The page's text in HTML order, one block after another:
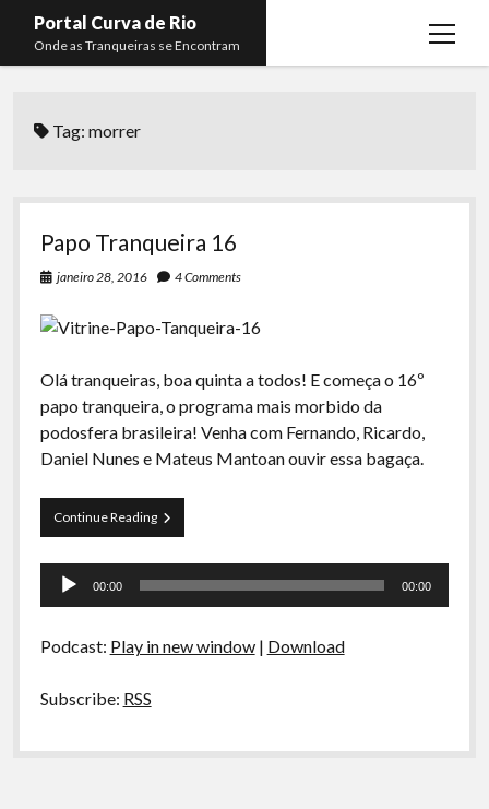
Portal Curva de Rio
Onde as Tranqueiras se Encontram
open
Curva de Rio
Komos
Boca do Lixo
Rachão na Beira do RIo
Arquivo CDR
Papo Tranqueira
A Ripa É a Lei
Especiais
Preliminares
Membros
Mateus Mantoan
Rafael Almeida
Tag:morrer
Papo Tranqueira 16
janeiro 28, 2016 4 Comments
Olá tranqueiras, boa quinta a todos! E começa o 16º
papo tranqueira, o programa mais morbido da
podosfera brasileira! Venha com Fernando, Ricardo,
Daniel Nunes e Mateus Mantoan ouvir essa bagaça.
Continue ReadingPapo
Tranqueira
Tocador
00:00 00:00
Podcast: Play in new window| Download
Subscribe: RSS